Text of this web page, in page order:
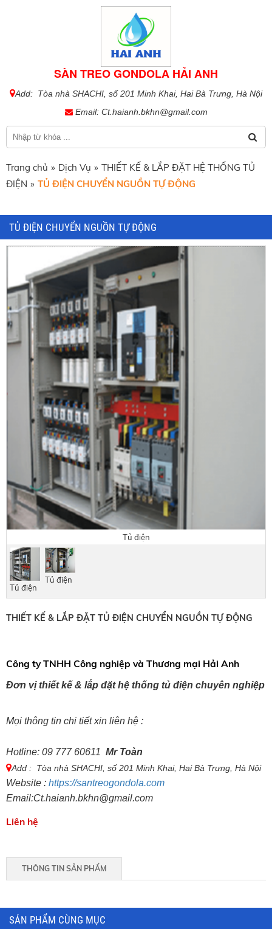
SÀN TREO GONDOLA HẢI ANH
Add: Tòa nhà SHACHI, số 201 Minh Khai, Hai Bà Trưng, Hà Nội
Email: Ct.haianh.bkhn@gmail.com
Trang chủ » Dịch Vụ » THIẾT KẾ & LẮP ĐẶT HỆ THỐNG TỦ
ĐIỆN » TỦ ĐIỆN CHUYỂN NGUỒN TỰ ĐỘNG
TỦ ĐIỆN CHUYỂN NGUỒN TỰ ĐỘNG
Tủ điện
Tủ điện
Tủ điện
THIẾT KẾ & LẮP ĐẶT TỦ ĐIỆN CHUYỂN NGUỒN TỰ ĐỘNG
Công ty TNHH Công nghiệp và Thương mại Hải Anh
Đơn vị thiết kế & lắp đặt hệ thống tủ điện chuyên nghiệp
Mọi thông tin chi tiết xin liên hệ :
Hotline: 09 777 60611 Mr Toàn
Add : Tòa nhà SHACHI, số 201 Minh Khai, Hai Bà Trưng, Hà Nội
Website : https://santreogondola.com
Email:Ct.haianh.bkhn@gmail.com
Liên hệ
THÔNG TIN SẢN PHẨM
SẢN PHẨM CÙNG MỤC